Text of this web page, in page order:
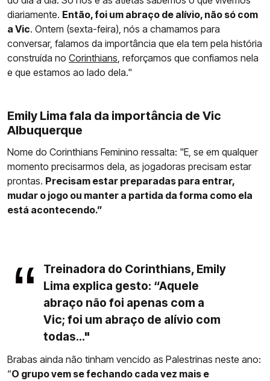
diariamente. Então, foi um abraço de alívio, não só com
a Vic. Ontem (sexta-feira), nós a chamamos para
conversar, falamos da importância que ela tem pela história
construída no Corinthians , reforçamos que confiamos nela
e que estamos ao lado dela."
Emily Lima fala da importância de Vic
Albuquerque
Nome do Corinthians Feminino ressalta: "E, se em qualquer
momento precisarmos dela, as jogadoras precisam estar
prontas. Precisam estar preparadas para entrar,
mudar o jogo ou manter a partida da forma como ela
está acontecendo.”
Treinadora do Corinthians, Emily
Lima explica gesto: “Aquele
abraço não foi apenas com a
Vic; foi um abraço de alívio com
todas..."
Brabas ainda não tinham vencido as Palestrinas neste ano:
“O grupo vem se fechando cada vez mais e